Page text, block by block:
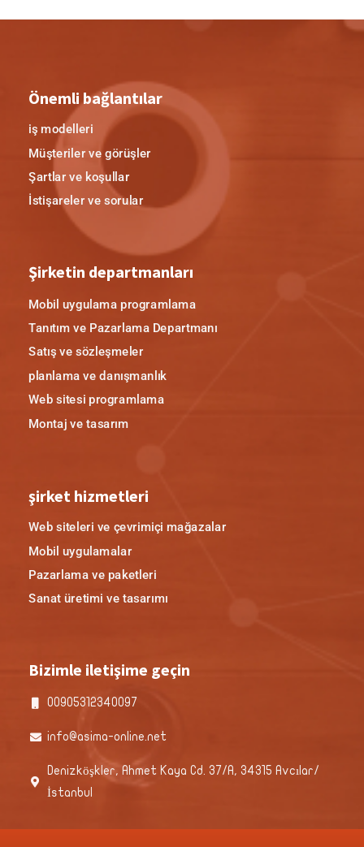
Önemli bağlantılar
iş modelleri
Müşteriler ve görüşler
Şartlar ve koşullar
İstişareler ve sorular
Şirketin departmanları
Mobil uygulama programlama
Tanıtım ve Pazarlama Departmanı
Satış ve sözleşmeler
planlama ve danışmanlık
Web sitesi programlama
Montaj ve tasarım
şirket hizmetleri
Web siteleri ve çevrimiçi mağazalar
Mobil uygulamalar
Pazarlama ve paketleri
Sanat üretimi ve tasarımı
Bizimle iletişime geçin
00905312340097
info@asima-online.net
Denizköşkler, Ahmet Kaya Cd. 37/A, 34315 Avcılar/
İstanbul